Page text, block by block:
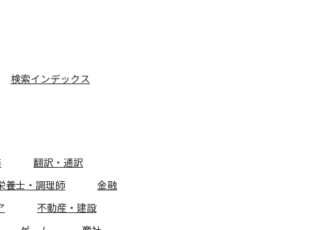
検索インデックス
翻訳・通訳
養士・調理師
金融
不動産・建設